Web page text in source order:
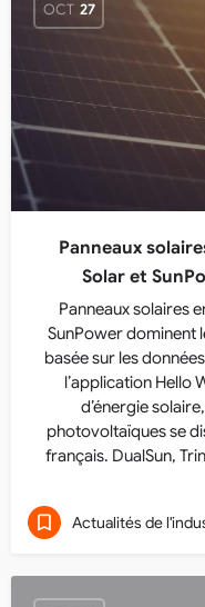
OCT 27
Panneaux
Solar et
Panneaux solaires
SunPower dominent
basée sur les
l’application Hello
d’énergie
photovoltaïques se
français. DualSun,
Actualités de